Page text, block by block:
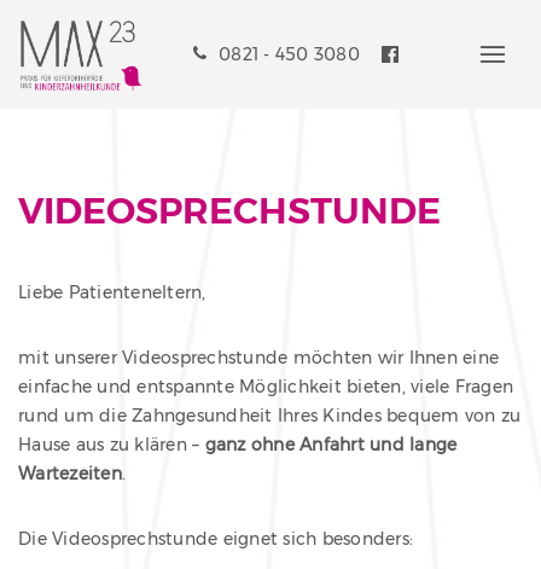
0821 - 450 3080
VIDEOSPRECHSTUNDE
Liebe Patienteneltern,
mit unserer Videosprechstunde möchten wir Ihnen eine
einfache und entspannte Möglichkeit bieten, viele Fragen
rund um die Zahngesundheit Ihres Kindes bequem von zu
Hause aus zu klären – ganz ohne Anfahrt und lange
Wartezeiten.
Die Videosprechstunde eignet sich besonders: